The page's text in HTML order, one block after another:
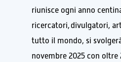
riunisce ogni anno
ricercatori, divulgatori,
tutto il mondo, si
novembre 2025 con oltre